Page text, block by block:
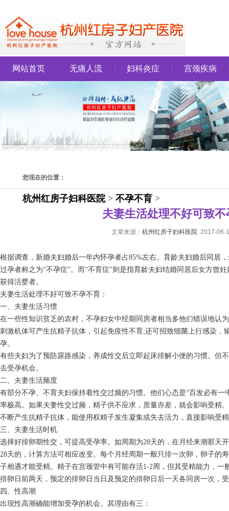
网站首页 无痛人流 妇科炎症 宫颈疾病
您现在的位置：
杭州红房子妇科医院> 不孕不育 >
夫妻生活处理不好可致不
文章来源： 杭州红房子妇科医院 2017-06-
根据调查，新婚夫妇婚后一年内怀孕者占85%左右。育龄夫妇婚后同居
过孕者称之为“不孕症”。而“不育症”则是指育龄夫妇结婚同居后女方曾
获得活婴者。
夫妻生活处理不好可致不孕不育：
一、夫妻生活习惯
在一些性知识贫乏的农村，不孕妇女中经期同房者相当多他们错误地认
刺激机体可产生抗精子抗体，引起免疫性不育;还可招致细菌上行感染，
孕。
有些夫妇为了预防尿路感染，养成性交后立即起床排解小便的习惯。但
去受孕机会。
二、夫妻生活频度
有部分不孕、不育夫妇保持着性交过频的习惯。他们心态是“百发必有一
率极高。如果夫妻性交过频，精子供不应求，质量亦差，就会影响受精
不断产生抗精子抗体，能使用权精子发生凝集或失去活力，直接影响受
三、夫妻生活时机
选择好排卵期性交，可提高受孕率。如周期为28天的，在月经来潮那天
28天的，计算方法可相应改变。每个月经周期一般只排一次卵，卵子的
子相遇才能受精。精子在宫颈管中有可能存活1-2周，但其受精能力，一
排卵日前两天，预定的排卵日当日及预定的排卵日后一天各同房一次，
四、性高潮
出现性高潮确能增加受孕的机会。其理由有三：